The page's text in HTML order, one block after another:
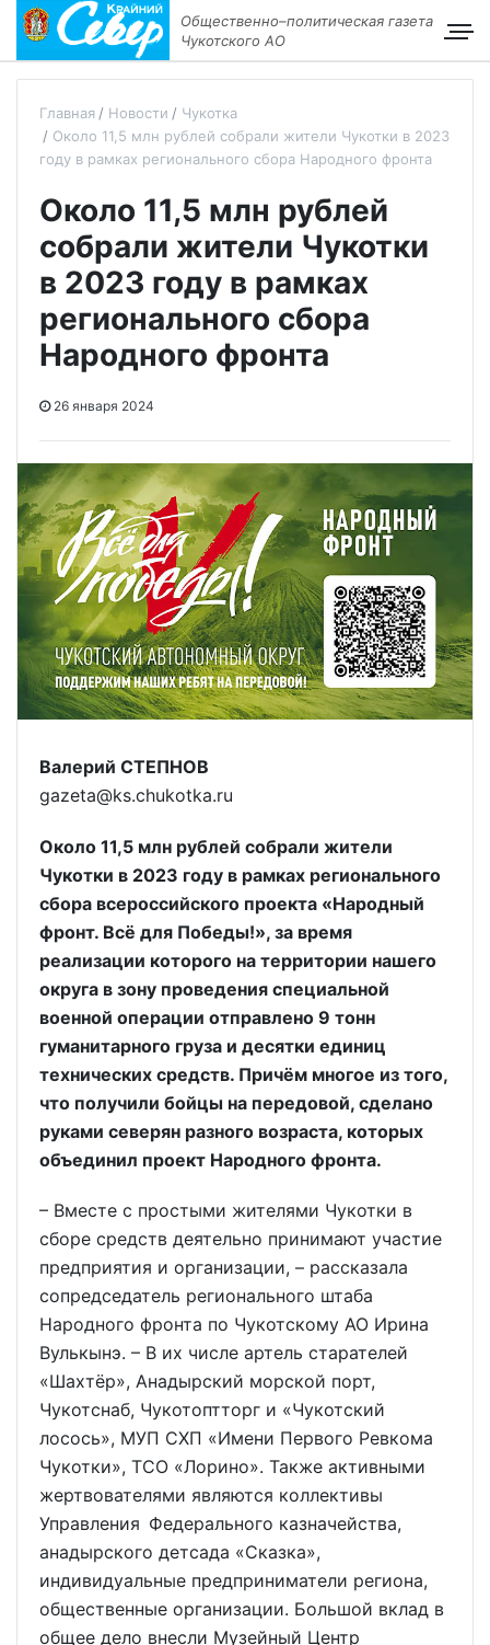
Общественно–политическая газета
Чукотского АО
Главная Новости
Чукотка
Около 11,5 млн рублей собрали жители Чукотки в 2023
году в рамках регионального сбора Народного фронта
Около 11,5 млн рублей
собрали жители Чукотки
в 2023 году в рамках
регионального сбора
Народного фронта
26 января 2024
Валерий СТЕПНОВ
gazeta@ks.chukotka.ru
Около 11,5 млн рублей собрали жители
Чукотки в 2023 году в рамках регионального
сбора всероссийского проекта «Народный
фронт. Всё для Победы!», за время
реализации которого на территории нашего
округа в зону проведения специальной
военной операции отправлено 9 тонн
гуманитарного груза и десятки единиц
технических средств. Причём многое из того,
что получили бойцы на передовой, сделано
руками северян разного возраста, которых
объединил проект Народного фронта.
– Вместе с простыми жителями Чукотки в
сборе средств деятельно принимают участие
предприятия и организации, – рассказала
сопредседатель регионального штаба
Народного фронта по Чукотскому АО Ирина
Вулькынэ. – В их числе артель старателей
«Шахтёр», Анадырский морской порт,
Чукотснаб, Чукотоптторг и «Чукотский
лосось», МУП СХП «Имени Первого Ревкома
Чукотки», ТСО «Лорино». Также активными
жертвователями являются коллективы
Управления Федерального казначейства,
анадырского детсада «Сказка»,
индивидуальные предприниматели региона,
общественные организации. Большой вклад в
общее дело внесли Музейный Центр